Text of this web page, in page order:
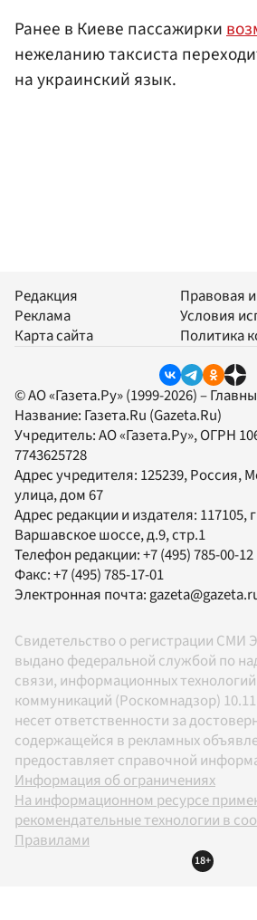
Ранее в Киеве пассажирки
нежеланию таксиста
на украинский язык.
Редакция
Реклама
Карта сайта
Правовая
Условия
Политика
© АО «Газета.Ру» (1999-2026) –
Название: Газета.Ru (Gazeta.Ru)
Учредитель:АО «Газета.Ру», ОГРН
7743625728
Адрес учредителя: 125239, Россия,
улица, дом 67
Адрес редакции и издателя: 117105,
Варшавское шоссе, д.9, стр.1
Телефон редакции:+7 (495) 785-00-12
Факс:+7 (495) 785-17-01
Электронная почта:
Свидетельство о регистрации СМИ
выдано федеральной службой по
связи, информационных
коммуникаций (Роскомнадзор)
несет ответственности за
содержащейся в рекламных
предоставляет справочной
Информация об ограничениях
На информационном ресурсе
рекомендательные технологии в
Правилами
18+